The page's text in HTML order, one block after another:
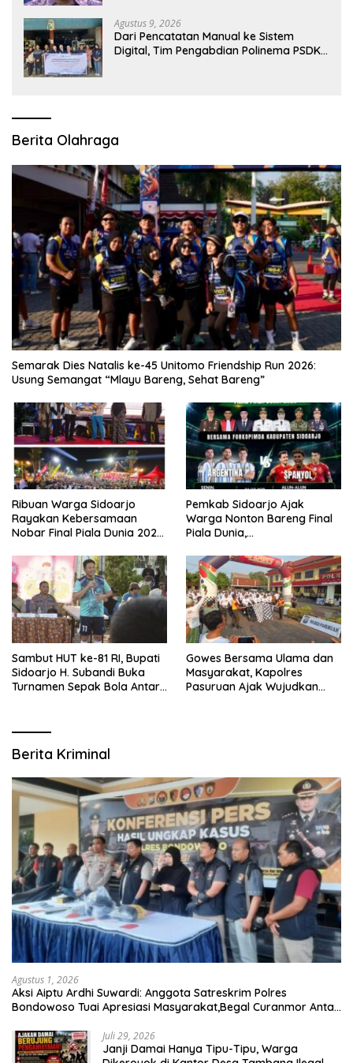
Agustus 9, 2026
Dari Pencatatan Manual ke Sistem
Digital, Tim Pengabdian Polinema PSDKU
Berita Olahraga
Semarak Dies Natalis ke-45 Unitomo Friendship Run 2026:
Usung Semangat “Mlayu Bareng, Sehat Bareng”
Ribuan Warga Sidoarjo
Rayakan Kebersamaan
Nobar Final Piala Dunia 2026
Forkopimda
Pemkab Sidoarjo Ajak
Warga Nonton Bareng Final
Piala Dunia,
Sambut HUT ke-81 RI, Bupati
Sidoarjo H. Subandi Buka
Turnamen Sepak Bola Antar
Gowes Bersama Ulama dan
Masyarakat, Kapolres
Pasuruan Ajak Wujudkan
Berita Kriminal
Agustus 1, 2026
Aksi Aiptu Ardhi Suwardi: Anggota Satreskrim Polres
Bondowoso Tuai Apresiasi Masyarakat,Begal Curanmor Antar
Juli 29, 2026
Janji Damai Hanya Tipu-Tipu, Warga